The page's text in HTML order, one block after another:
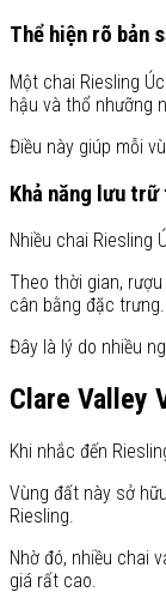
Thể hiện rõ bản
Một chai Riesling
hậu và thổ nhưỡng
Điều này giúp mỗi
Khả năng lưu
Nhiều chai Riesling
Theo thời gian,
cân bằng đặc trưng.
Đây là lý do nhiều
Clare Valley
Khi nhắc đến
Vùng đất này sở
Riesling.
Nhờ đó, nhiều chai
giá rất cao.